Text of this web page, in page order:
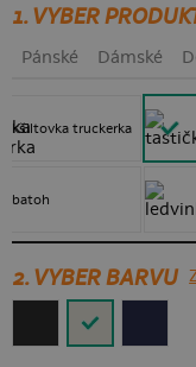
1. VYBER
Pánské Dámské
kšiltovka truckerka
batoh
2. VYBER BARVU